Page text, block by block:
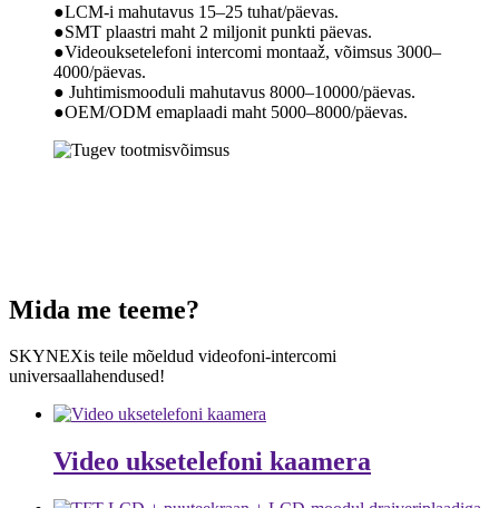
●LCM-i mahutavus 15–25 tuhat/päevas.
●SMT plaastri maht 2 miljonit punkti päevas.
●Videouksetelefoni intercomi montaaž, võimsus 3000–
4000/päevas.
● Juhtimismooduli mahutavus 8000–10000/päevas.
●OEM/ODM emaplaadi maht 5000–8000/päevas.
Mida me teeme?
SKYNEXis teile mõeldud videofoni-intercomi
universaallahendused!
Video uksetelefoni kaamera